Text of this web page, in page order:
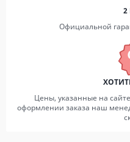
2
Официальной
Цены, указанные на
оформлении заказа наш